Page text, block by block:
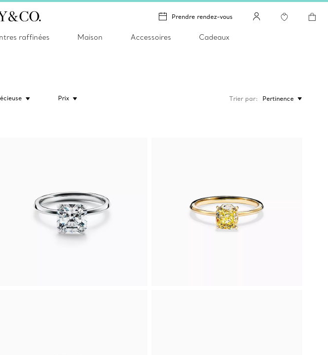
Prendre rendez-vous
raffinées Maison Accessoires Cadeaux
Prix Trier par Pertinence